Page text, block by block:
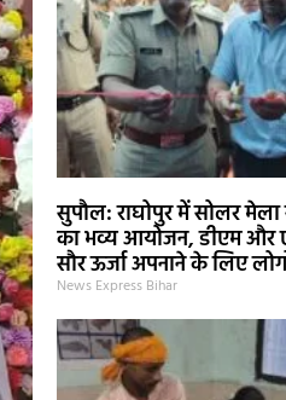
सुपौल: राघोपुर में सोलर
का भव्य आयोजन, डीएम और
सौर ऊर्जा अपनाने के लिए
News Express Bihar